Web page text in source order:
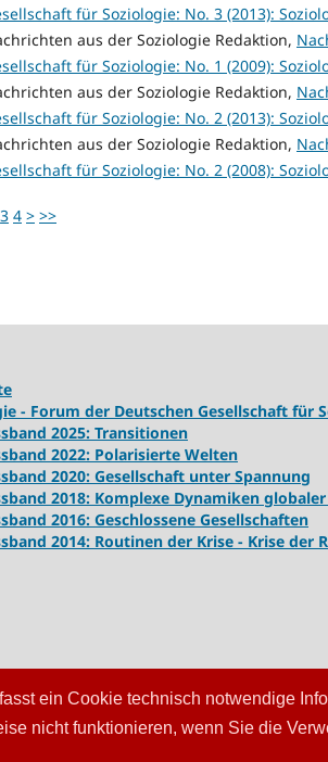
ein Cookie technisch notwendige
nicht funktionieren, wenn Sie die
für Soziologie: No. 3 (2013):
aus der Soziologie Redaktion,
für Soziologie: No. 1 (2009):
aus der Soziologie Redaktion,
für Soziologie: No. 2 (2013):
aus der Soziologie Redaktion,
für Soziologie: No. 2 (2008):
3 4 > >>
- Forum der Deutschen Gesellschaft für
2025: Transitionen
2022: Polarisierte Welten
2020: Gesellschaft unter Spannung
2018: Komplexe Dynamiken
2016: Geschlossene Gesellschaften
2014: Routinen der Krise - Krise der